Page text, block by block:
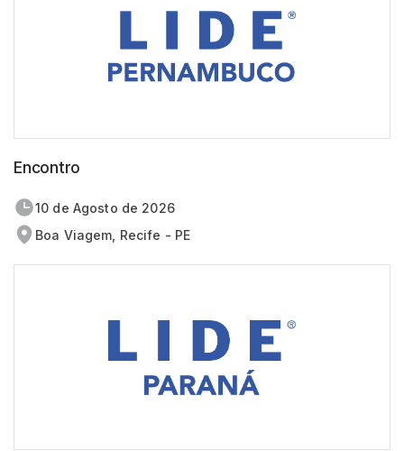
Encontro
10 de agosto de 2026
Boa Viagem, Recife - PE